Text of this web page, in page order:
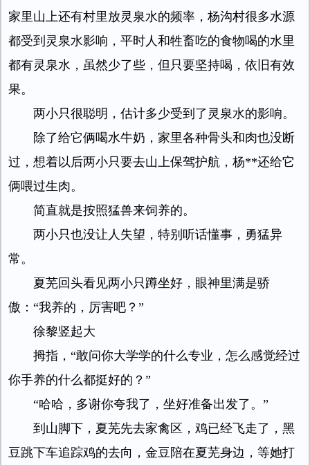
家里山上还有村里放灵泉水的频率，杨沟村很多水源
都受到灵泉水影响，平时人和牲畜吃的食物喝的水里
都有灵泉水，虽然少了些，但只要坚持喝，依旧有效
果。
两小只很聪明，估计多少受到了灵泉水的影响。
除了给它俩喝水牛奶，家里各种骨头和肉也没断
过，想着以后两小只要去山上保驾护航，杨**还给它
俩喂过生肉。
简直就是按照猛兽来饲养的。
两小只也没让人失望，特别听话懂事，勇猛异
常。
夏芜回头看见两小只蹲坐好，眼神里满是骄
傲：“我养的，厉害吧？”
徐黎竖起大
拇指，“敢问你大学学的什么专业，怎么感觉经过
你手养的什么都挺好的？”
“哈哈，多谢你夸我了，坐好准备出发了。”
到山脚下，夏芜先去家禽区，鸡已经飞走了，黑
豆跳下车追踪鸡的去向，金豆陪在夏芜身边，等她打